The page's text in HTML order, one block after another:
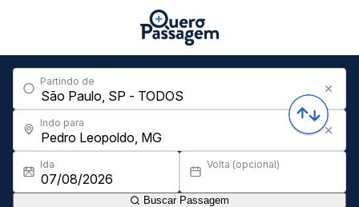
Partindo de
Indo para
Ida Volta (opcional)
Buscar Passagem